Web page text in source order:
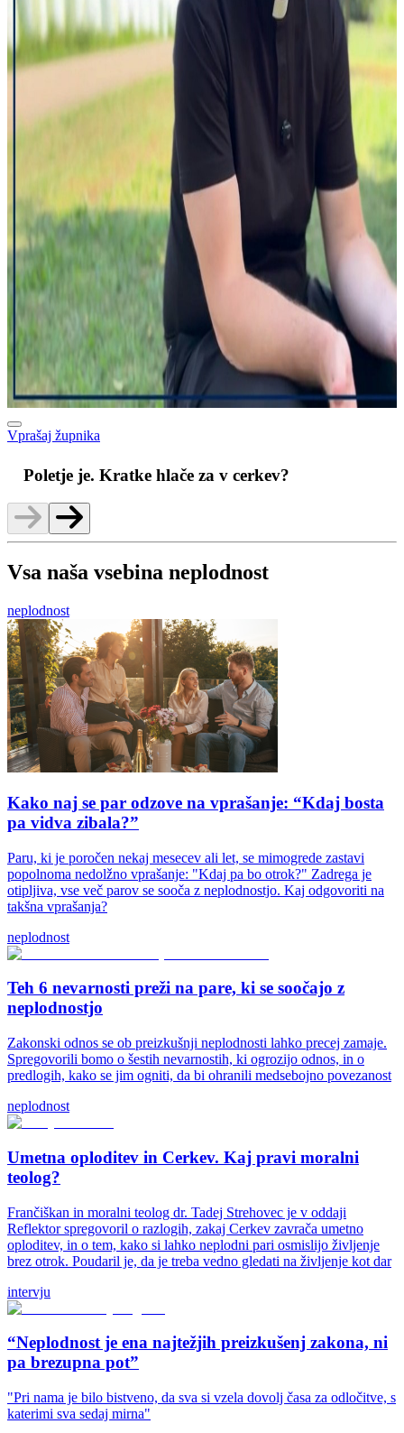
Vprašaj župnika
Poletje je. Kratke hlače za v cerkev?
Vsa naša vsebina neplodnost
neplodnost
Kako naj se par odzove na vprašanje: “Kdaj bosta
pa vidva zibala?”
Paru, ki je poročen nekaj mesecev ali let, se mimogrede zastavi
popolnoma nedolžno vprašanje: "Kdaj pa bo otrok?" Zadrega je
otipljiva, vse več parov se sooča z neplodnostjo. Kaj odgovoriti na
takšna vprašanja?
neplodnost
Teh 6 nevarnosti preži na pare, ki se soočajo z
neplodnostjo
Zakonski odnos se ob preizkušnji neplodnosti lahko precej zamaje.
Spregovorili bomo o šestih nevarnostih, ki ogrozijo odnos, in o
predlogih, kako se jim ogniti, da bi ohranili medsebojno povezanost
neplodnost
Umetna oploditev in Cerkev. Kaj pravi moralni
teolog?
Frančiškan in moralni teolog dr. Tadej Strehovec je v oddaji
Reflektor spregovoril o razlogih, zakaj Cerkev zavrača umetno
oploditev, in o tem, kako si lahko neplodni pari osmislijo življenje
brez otrok. Poudaril je, da je treba vedno gledati na življenje kot dar
intervju
“Neplodnost je ena najtežjih preizkušenj zakona, ni
pa brezupna pot”
"Pri nama je bilo bistveno, da sva si vzela dovolj časa za odločitve, s
katerimi sva sedaj mirna"